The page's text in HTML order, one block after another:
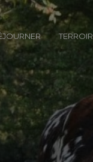
TERROIR